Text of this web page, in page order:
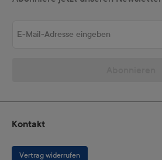
Kontakt
Vertrag widerrufen